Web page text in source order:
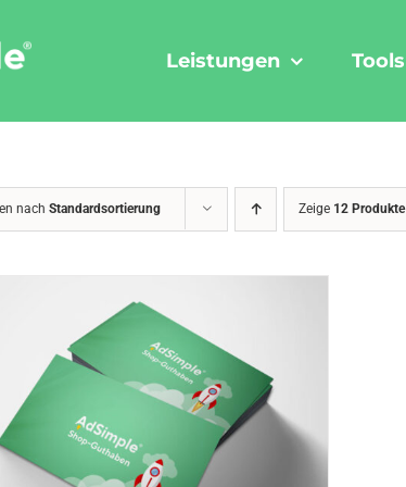
Leistungen Tools
nach Standardsortierung Zeige 12 Produkte